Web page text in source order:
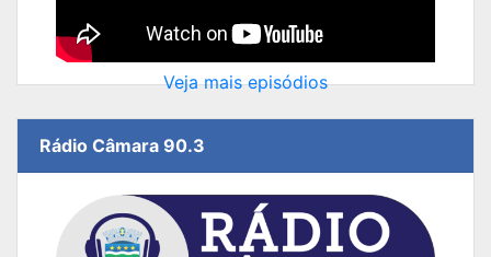
Veja mais episódios
Rádio Câmara 90.3